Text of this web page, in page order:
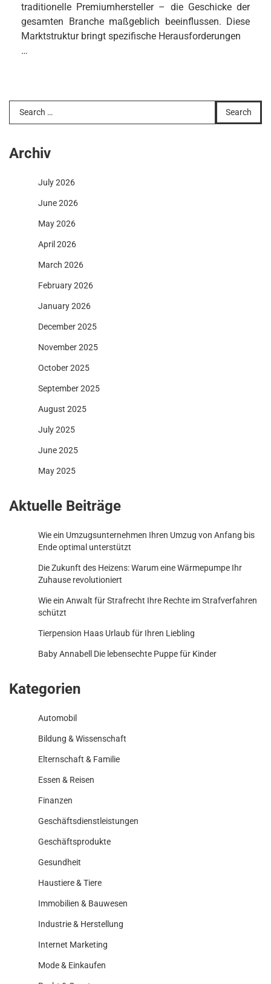
traditionelle Premiumhersteller – die Geschicke der
gesamten Branche maßgeblich beeinflussen. Diese
Marktstruktur bringt spezifische Herausforderungen
…
Search
for:
Archiv
July 2026
June 2026
May 2026
April 2026
March 2026
February 2026
January 2026
December 2025
November 2025
October 2025
September 2025
August 2025
July 2025
June 2025
May 2025
Aktuelle Beiträge
Wie ein Umzugsunternehmen Ihren Umzug von Anfang bis
Ende optimal unterstützt
Die Zukunft des Heizens: Warum eine Wärmepumpe Ihr
Zuhause revolutioniert
Wie ein Anwalt für Strafrecht Ihre Rechte im Strafverfahren
schützt
Tierpension Haas Urlaub für Ihren Liebling
Baby Annabell Die lebensechte Puppe für Kinder
Kategorien
Automobil
Bildung & Wissenschaft
Elternschaft & Familie
Essen & Reisen
Finanzen
Geschäftsdienstleistungen
Geschäftsprodukte
Gesundheit
Haustiere & Tiere
Immobilien & Bauwesen
Industrie & Herstellung
Internet Marketing
Mode & Einkaufen